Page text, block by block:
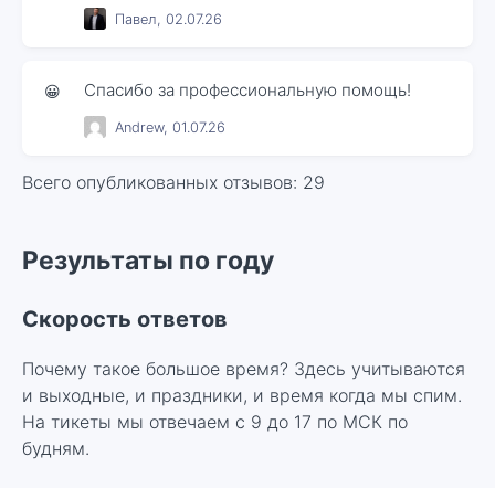
Павел, 02.07.26
😀 Спасибо за профессиональную помощь!
Andrew, 01.07.26
Всего опубликованных отзывов: 29
Результаты по году
Скорость ответов
Почему такое большое время? Здесь учитываются
и выходные, и праздники, и время когда мы спим.
На тикеты мы отвечаем с 9 до 17 по МСК по
будням.